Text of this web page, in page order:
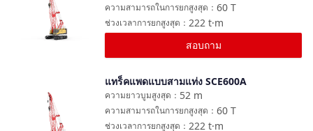
60 T
ความสามารถในการยกสูงสุด ：
222 t·m
ช่วงเวลาการยกสูงสุด ：
สอบถาม
แทร็คแพดแบบสามแท่ง SCE600A
52 m
ความยาวบูมสูงสุด ：
60 T
ความสามารถในการยกสูงสุด ：
222 t·m
ช่วงเวลาการยกสูงสุด ：